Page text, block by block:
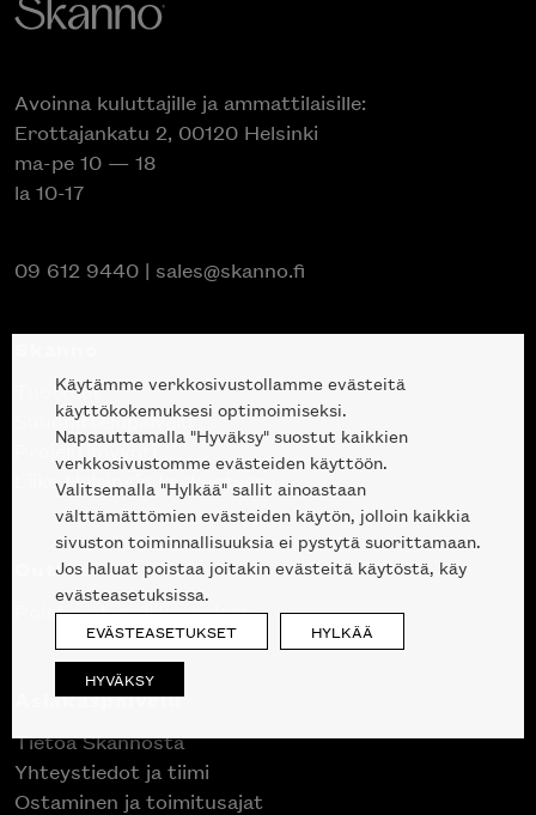
Avoinna kuluttajille ja ammattilaisille:
Erottajankatu 2, 00120 Helsinki
ma-pe 10 — 18
la 10-17
09 612 9440 | sales@skanno.fi
Tuotteet
Suunnittelupalvelu
Projektimyynti
Liike Helsingin keskustassa
Outlet
Poistuvat mallikappaleet
Asiakaspalvelu
Tietoa Skannosta
Yhteystiedot ja tiimi
Ostaminen ja toimitusajat
Käytämme verkkosivustollamme evästeitä
käyttökokemuksesi optimoimiseksi.
Napsauttamalla "Hyväksy" suostut kaikkien
verkkosivustomme evästeiden käyttöön.
Valitsemalla "Hylkää" sallit ainoastaan
välttämättömien evästeiden käytön, jolloin kaikkia
sivuston toiminnallisuuksia ei pystytä suorittamaan.
Jos haluat poistaa joitakin evästeitä käytöstä, käy
evästeasetuksissa.
EVÄSTEASETUKSET HYLKÄÄ
HYVÄKSY